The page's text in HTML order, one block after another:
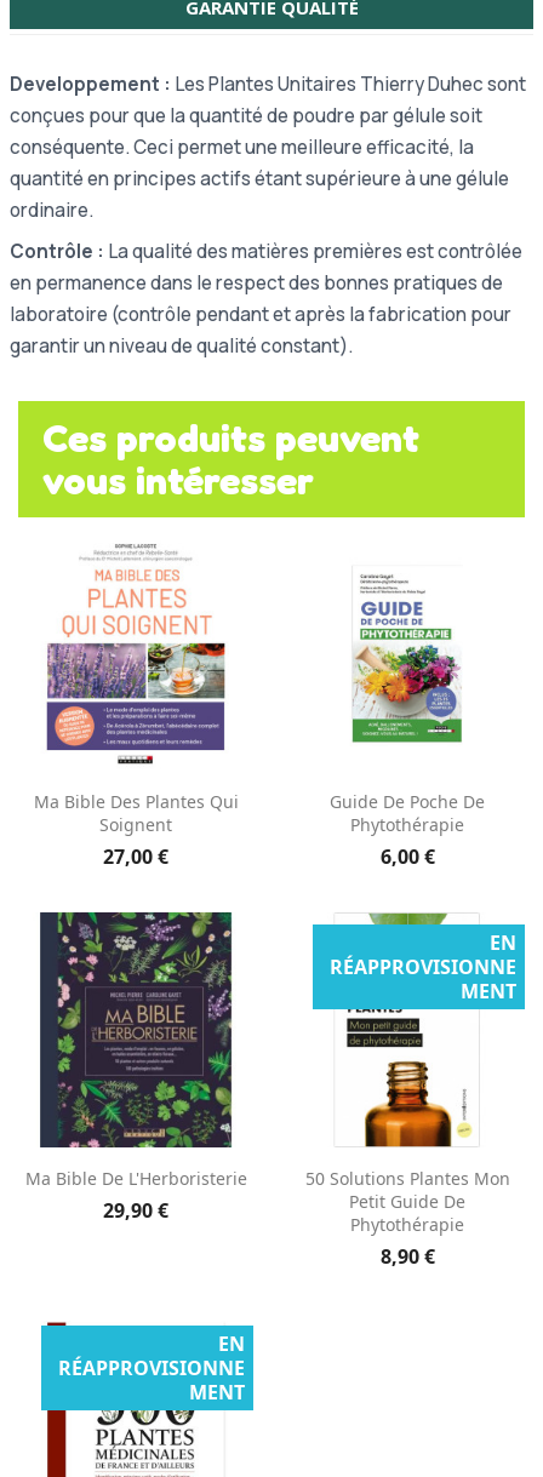
GARANTIE QUALITÉ
Developpement : Les Plantes Unitaires Thierry Duhec sont
conçues pour que la quantité de poudre par gélule soit
conséquente. Ceci permet une meilleure efficacité, la
quantité en principes actifs étant supérieure à une gélule
ordinaire.
Contrôle : La qualité des matières premières est contrôlée
en permanence dans le respect des bonnes pratiques de
laboratoire (contrôle pendant et après la fabrication pour
garantir un niveau de qualité constant).
Ces produits peuvent
vous intéresser
Ma Bible Des Plantes Qui
Soignent
27,00 €
Guide De Poche De
Phytothérapie
6,00 €
Ma Bible De L'Herboristerie
29,90 €
50 Solutions Plantes Mon
Petit Guide De
Phytothérapie
8,90 €
EN
RÉAPPROVISIONNE
MENT
EN
RÉAPPROVISIONNE
MENT